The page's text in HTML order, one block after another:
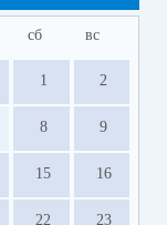
сб вс
1 2
8 9
15 16
22 23